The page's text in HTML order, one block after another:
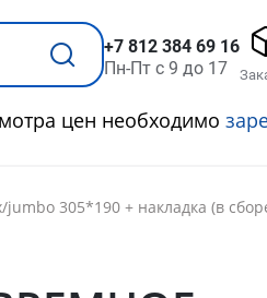
+7 812 384 69 16
Пн-Пт с 9 до 17
цен необходимо
305*190 + накладка (в